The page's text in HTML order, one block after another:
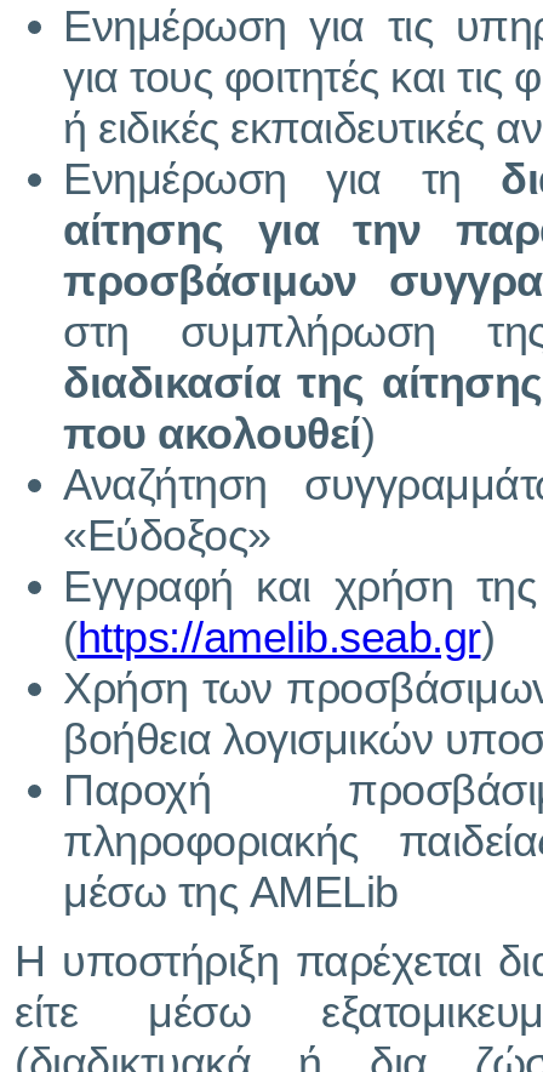
Ενημέρωση για τις
για τους φοιτητές και τις
ή ειδικές εκπαιδευτικές
Ενημέρωση για τη
αίτησης για την
προσβάσιμων
στη συμπλήρωση
διαδικασία της
που ακολουθεί)
Αναζήτηση
«Εύδοξος»
Εγγραφή και χρήση
(https://amelib.seab.gr)
Χρήση των
βοήθεια λογισμικών
Παροχή
πληροφοριακής
μέσω της AMELib
Η υποστήριξη παρέχεται
είτε μέσω